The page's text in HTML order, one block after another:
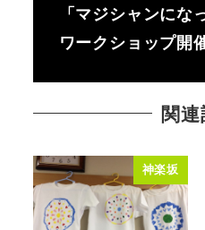
「マジシャンにな
ワークショップ開
関
神楽坂